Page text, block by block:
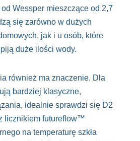
Wessper mieszczące od 2,7
się zarówno w dużych
jak i u osób, które
duże ilości wody.
również ma znaczenie. Dla
bardziej klasyczne,
idealnie sprawdzi się D2
licznikiem futureflow™
na temperaturę szkła